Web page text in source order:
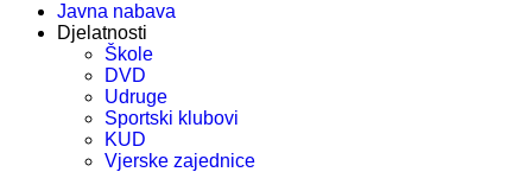
Javna nabava
Djelatnosti
Škole
DVD
Udruge
Sportski klubovi
KUD
Vjerske zajednice